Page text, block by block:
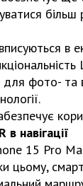
більш
в
фото- та
навігації
15 Pro
цьому,